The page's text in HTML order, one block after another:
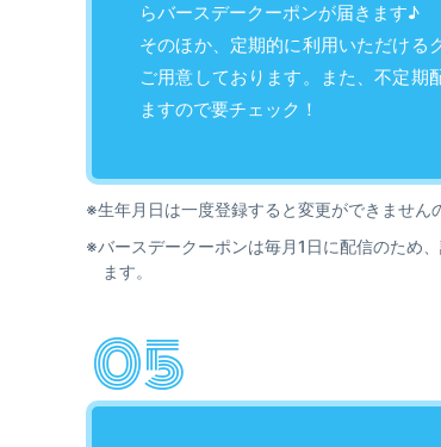
らバースデークーポンが届きます♪
そのほか、定期的に利用いただける
ご用意しております。また、不定期
ますので要チェック！
※生年月日は一度登録すると変更ができません
※バースデークーポンは毎月1日に配信のため
ます。